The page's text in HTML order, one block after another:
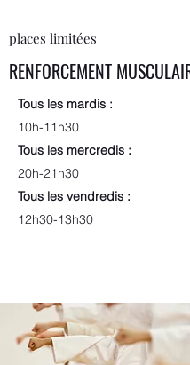
places limitées
RENFORCEMENT
Tous les mardis :
10h-11h30
Tous les mercredis :
20h-21h30
Tous les vendredis :
12h30-13h30